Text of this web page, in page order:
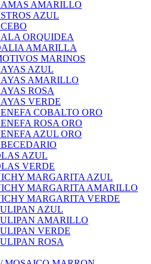
AMARILLO
AZUL
ORQUIDEA
AMARILLA
MARINOS
AZUL
AMARILLO
ROSA
VERDE
COBALTO ORO
ROSA ORO
AZUL ORO
AZUL
VERDE
MARGARITA AZUL
MARGARITA AMARILLO
MARGARITA VERDE
AZUL
AMARILLO
VERDE
ROSA